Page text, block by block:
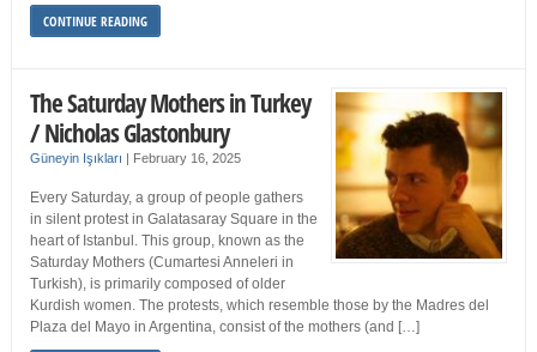
CONTINUE READING
The Saturday Mothers in Turkey
/ Nicholas Glastonbury
Güneyin Işıkları | February 16, 2025
Every Saturday, a group of people gathers
in silent protest in Galatasaray Square in the
heart of Istanbul. This group, known as the
Saturday Mothers (Cumartesi Anneleri in
Turkish), is primarily composed of older
Kurdish women. The protests, which resemble those by the Madres del
Plaza del Mayo in Argentina, consist of the mothers (and […]